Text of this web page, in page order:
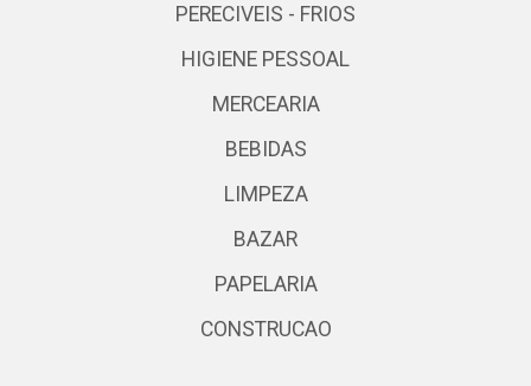
PERECIVEIS - FRIOS
HIGIENE PESSOAL
MERCEARIA
BEBIDAS
LIMPEZA
BAZAR
PAPELARIA
CONSTRUCAO